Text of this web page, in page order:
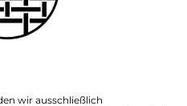
wir ausschließlich